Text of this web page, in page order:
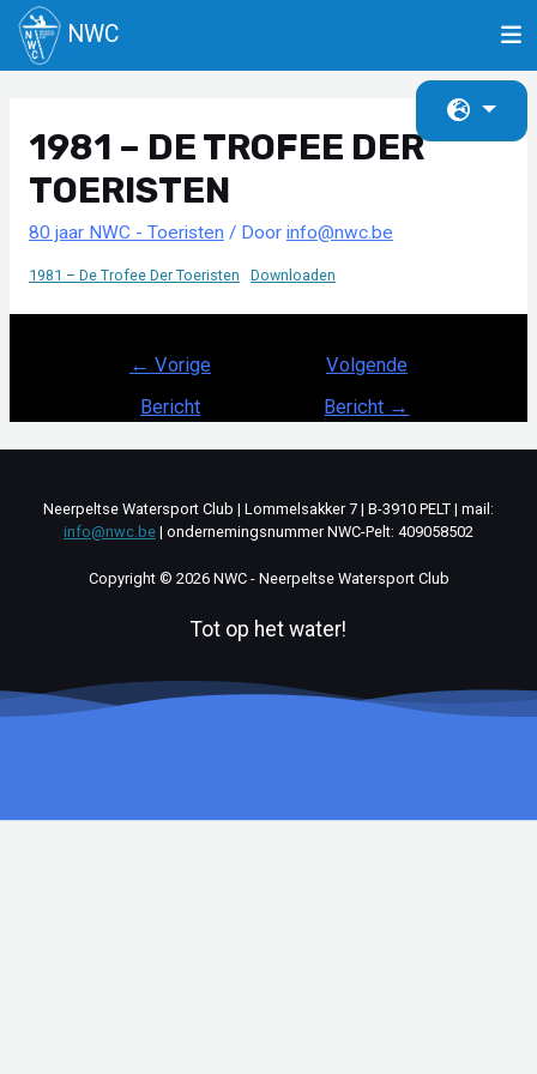
inhoud
NWC
1981 – DE TROFEE DER
TOERISTEN
80 jaar NWC - Toeristen / Door info@nwc.be
1981 – De Trofee Der Toeristen Downloaden
navigatie
← Vorige
Bericht
Volgende
Bericht →
Neerpeltse Watersport Club | Lommelsakker 7 | B-3910 PELT | mail:
info@nwc.be | ondernemingsnummer NWC-Pelt: 409058502
Copyright © 2026 NWC - Neerpeltse Watersport Club
Tot op het water!